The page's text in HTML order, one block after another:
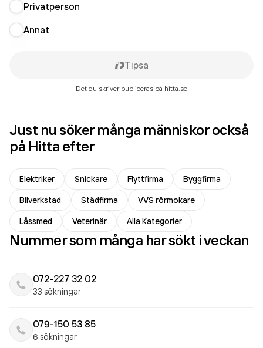
Privatperson
Annat
Tipsa
Det du skriver publiceras på hitta.se
Just nu söker många människor också
på Hitta efter
Elektriker Snickare Flyttfirma
Byggfirma
Bilverkstad
Städfirma
VVS rörmokare
Låssmed
Veterinär Alla Kategorier
Nummer som många har sökt i veckan
072-227 32 02
33 sökningar
079-150 53 85
6 sökningar